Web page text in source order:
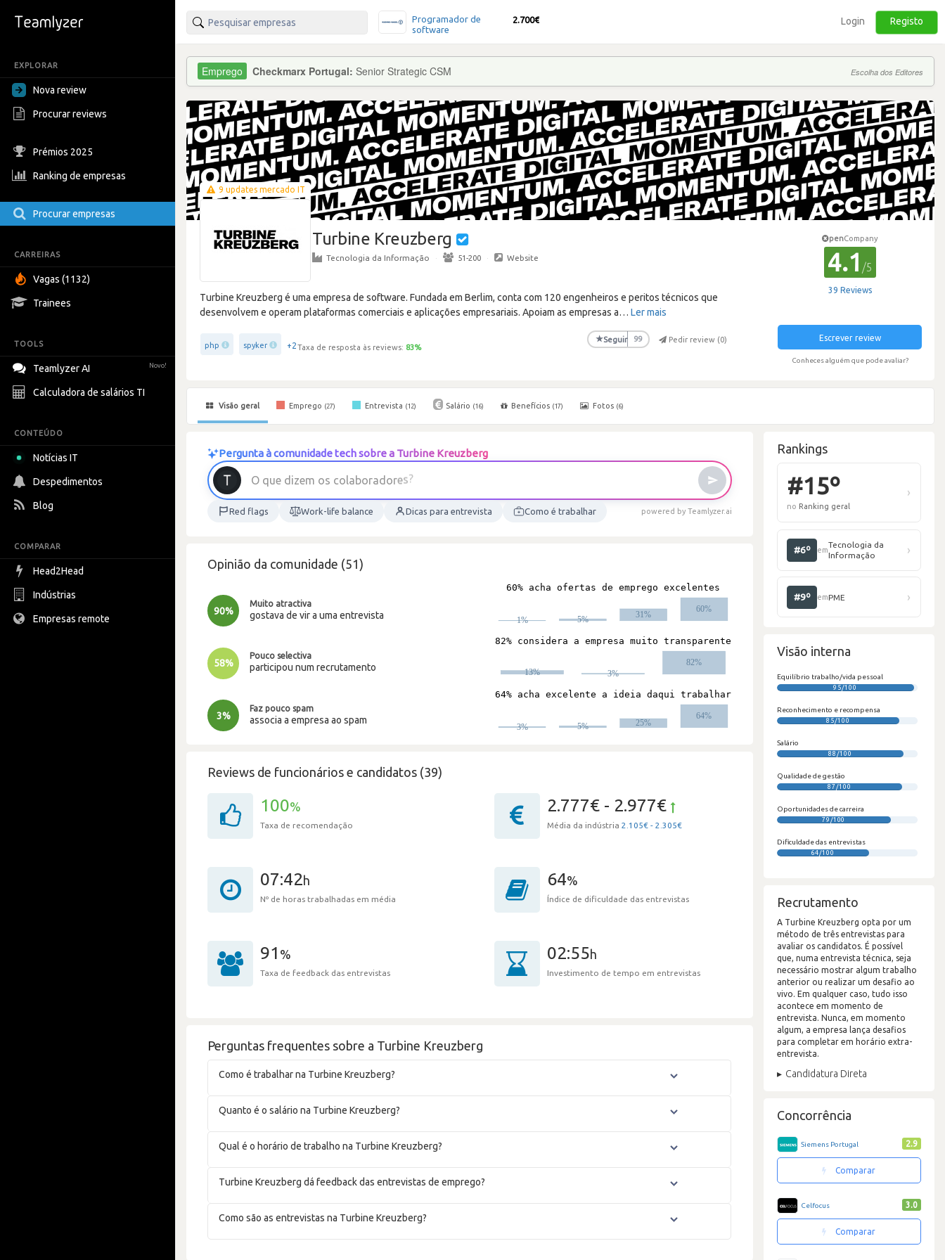
EXPLORAR
Nova review
Procurar reviews
Prémios 2025
Ranking de empresas
Procurar empresas
CARREIRAS
Vagas (1132)
Trainees
TOOLS
Teamlyzer AI Novo!
Calculadora de salários TI
CONTEÚDO
Notícias IT
Despedimentos
Blog
COMPARAR
Head2Head
Indústrias
Empresas remote
Programador de
software
2.700€ Login Registo
Checkmarx Portugal: Senior Strategic CSM Escolha dos Editores
9 updates mercado IT
Turbine Kreuzberg
Tecnologia da Informação · 51-200 · Website
Turbine Kreuzberg é uma empresa de software. Fundada em Berlim, conta com 120 engenheiros e peritos técnicos que
desenvolvem e operam plataformas comerciais e aplicações empresariais. Apoiam as empresas a… Ler mais
php spyker +2Taxa de resposta às reviews: 83%
★Seguir 99 Pedir review (0)
penCompany
4.1 /5
39 Reviews
Escrever review
Conheces alguém que pode avaliar?
Visão geral Emprego (27) Entrevista (12) Salário (16) Benefícios (17) Fotos (6)
Pergunta à comunidade tech sobre a Turbine Kreuzberg
Red flags Work-life balance Dicas para entrevista Como é trabalhar powered by Teamlyzer.ai
Opinião da comunidade (51)
90%
Muito atractiva
gostava de vir a uma entrevista
58%
Pouco selectiva
participou num recrutamento
3%
Faz pouco spam
associa a empresa ao spam
Reviews de funcionários e candidatos (39)
100%
Taxa de recomendação
2.777€ - 2.977€
Média da indústria 2.105€ - 2.305€
07:42h
Nº de horas trabalhadas em média
64%
Índice de dificuldade das entrevistas
91 %
Taxa de feedback das entrevistas
02:55h
Investimento de tempo em entrevistas
Perguntas frequentes sobre a Turbine Kreuzberg
Como é trabalhar na Turbine Kreuzberg?
Quanto é o salário na Turbine Kreuzberg?
Qual é o horário de trabalho na Turbine Kreuzberg?
Turbine Kreuzberg dá feedback das entrevistas de emprego?
Como são as entrevistas na Turbine Kreuzberg?
Rankings
Visão interna
Equilíbrio trabalho/vida pessoal
95/100
Reconhecimento e recompensa
85/100
Salário
88/100
Qualidade de gestão
87/100
Oportunidades de carreira
79/100
Dificuldade das entrevistas
64/100
Recrutamento
A Turbine Kreuzberg opta por um
método de três entrevistas para
avaliar os candidatos. É possível
que, numa entrevista técnica, seja
necessário mostrar algum trabalho
anterior ou realizar um desafio ao
vivo. Em qualquer caso, tudo isso
acontece em momento de
entrevista. Nunca, em momento
algum, a empresa lança desafios
para completar em horário extra-
entrevista.
Candidatura Direta
Concorrência
Siemens Portugal 2.9
Comparar
Celfocus 3.0
Comparar